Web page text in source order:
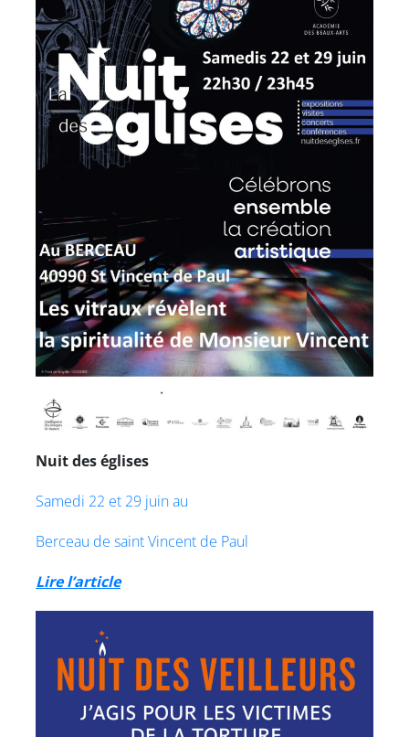
Nuit des églises
Samedi 22 et 29 juin au
Berceau de saint Vincent de Paul
Lire l’article